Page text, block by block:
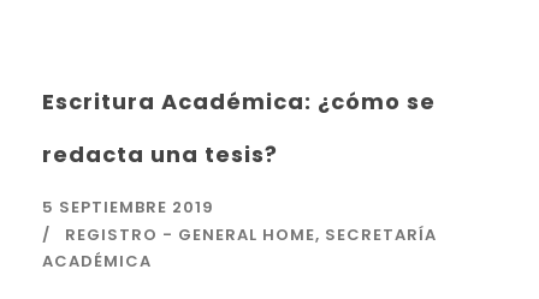
Escritura Académica: ¿cómo se
redacta una tesis?
5 SEPTIEMBRE 2019
REGISTRO - GENERAL HOME, SECRETARÍA
ACADÉMICA